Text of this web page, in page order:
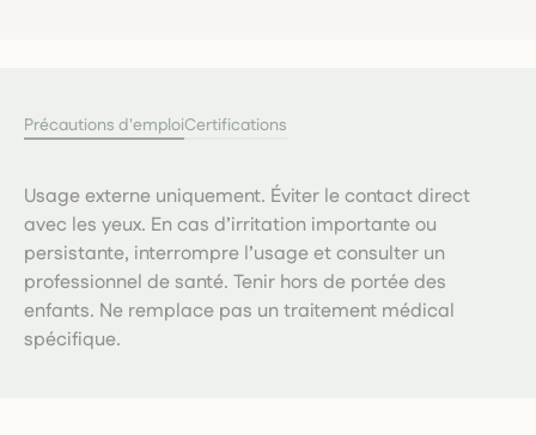
Précautions d'emploiCertifications
Usage externe uniquement. Éviter le contact direct
avec les yeux. En cas d’irritation importante ou
persistante, interrompre l’usage et consulter un
professionnel de santé. Tenir hors de portée des
enfants. Ne remplace pas un traitement médical
spécifique.